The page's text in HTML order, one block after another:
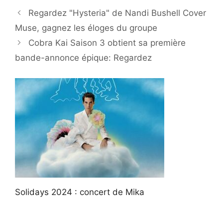
Regardez "Hysteria" de Nandi Bushell Cover
Muse, gagnez les éloges du groupe
Cobra Kai Saison 3 obtient sa première
bande-annonce épique: Regardez
Solidays 2024 : concert de Mika